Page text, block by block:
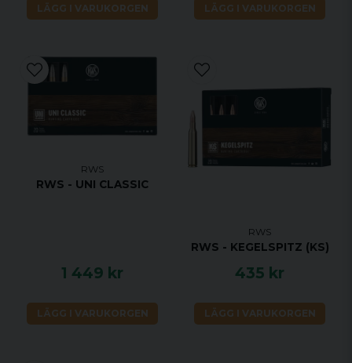
LÄGG I VARUKORGEN LÄGG I VARUKORGEN
RWS
RWS - UNI CLASSIC
1 449 kr
LÄGG I VARUKORGEN
RWS
RWS - KEGELSPITZ (KS)
435 kr
LÄGG I VARUKORGEN